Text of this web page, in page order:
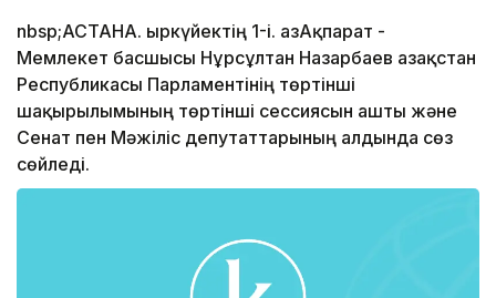
nbsp;АСТАНА. Қыркүйектің 1-і. ҚазАқпарат -
Мемлекет басшысы Нұрсұлтан Назарбаев Қазақстан
Республикасы Парламентінің төртінші
шақырылымының төртінші сессиясын ашты және
Сенат пен Мәжіліс депутаттарының алдында сөз
сөйледі.